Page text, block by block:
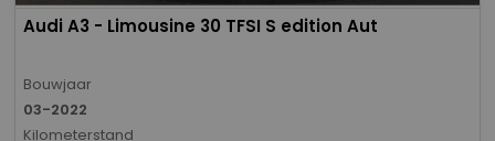
Audi A3 - Limousine 30 TFSI S edition Aut
Bouwjaar
03-2022
Kilometerstand